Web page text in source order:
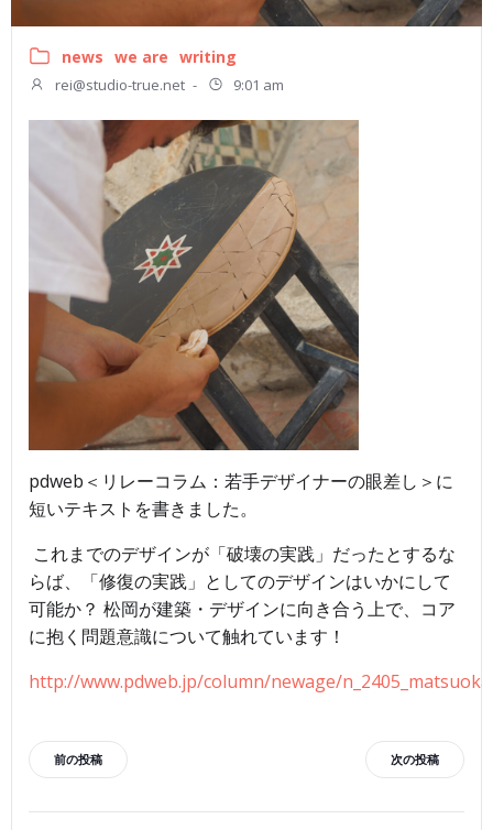
news we are writing
rei@studio-true.net - 9:01 am
pdweb＜リレーコラム：若手デザイナーの眼差し＞に
短いテキストを書きました。
これまでのデザインが「破壊の実践」だったとするな
らば、「修復の実践」としてのデザインはいかにして
可能か？ 松岡が建築・デザインに向き合う上で、コア
に抱く問題意識について触れています！
http://www.pdweb.jp/column/newage/
投前の投稿 次の投稿